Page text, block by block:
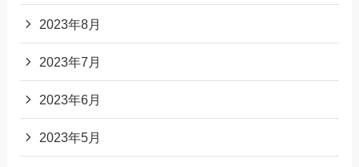
2023年8月
2023年7月
2023年6月
2023年5月